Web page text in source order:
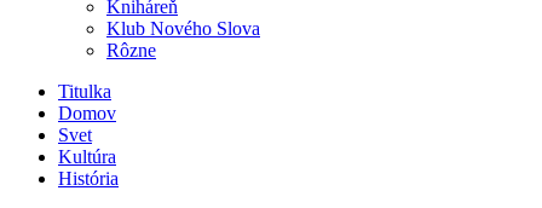
Kniháreň
Klub Nového Slova
Rôzne
Titulka
Domov
Svet
Kultúra
História